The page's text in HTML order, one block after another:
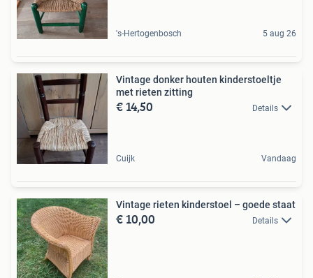
's-Hertogenbosch 5 aug 26
Vintage donker houten kinderstoeltje
met rieten zitting
€ 14,50 Details
Cuijk Vandaag
Vintage rieten kinderstoel – goede staat
€ 10,00 Details